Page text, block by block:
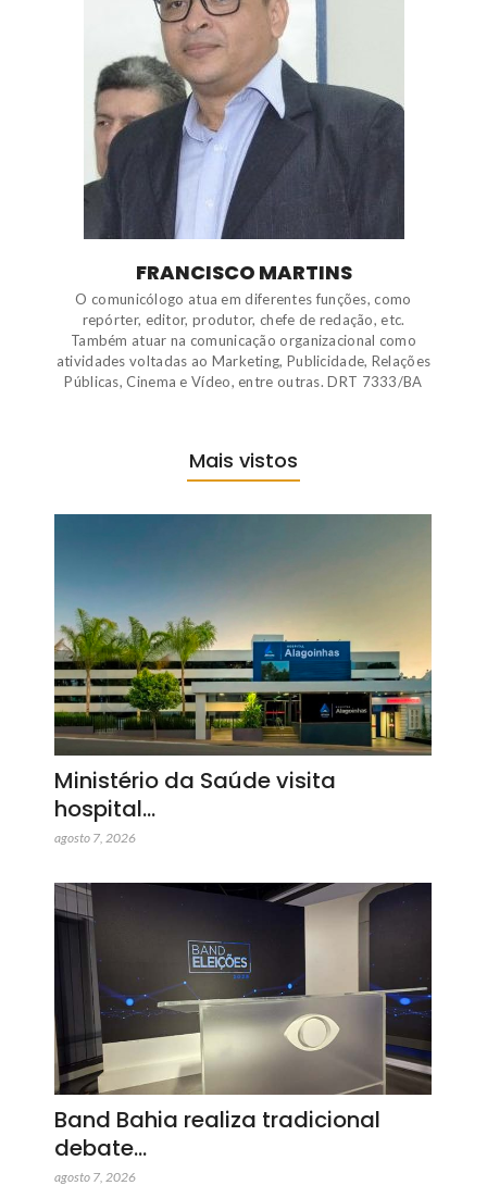
FRANCISCO MARTINS
O comunicólogo atua em diferentes funções, como
repórter, editor, produtor, chefe de redação, etc.
Também atuar na comunicação organizacional como
atividades voltadas ao Marketing, Publicidade, Relações
Públicas, Cinema e Vídeo, entre outras. DRT 7333/BA
Mais vistos
Ministério da Saúde visita
hospital…
agosto 7, 2026
Band Bahia realiza tradicional
debate…
agosto 7, 2026